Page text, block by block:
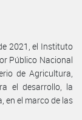
2021, el Instituto
Público Nacional
de Agricultura,
el desarrollo, la
en el marco de las